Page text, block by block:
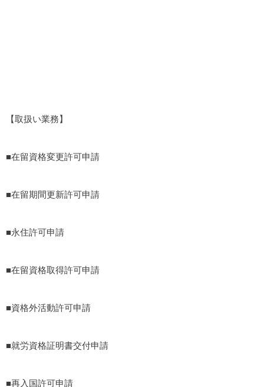
【取扱い業務】
■在留資格変更許可申請
■在留期間更新許可申請
■永住許可申請
■在留資格取得許可申請
■資格外活動許可申請
■就労資格証明書交付申請
■再入国許可申請